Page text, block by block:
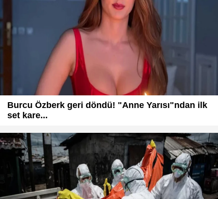
Burcu Özberk geri döndü! "Anne Yarısı"ndan ilk
set kare...